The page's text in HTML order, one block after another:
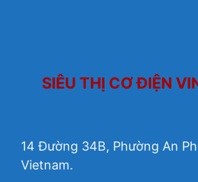
SIÊU THỊ CƠ ĐIỆN
14 Đường 34B, Phường An
Vietnam.